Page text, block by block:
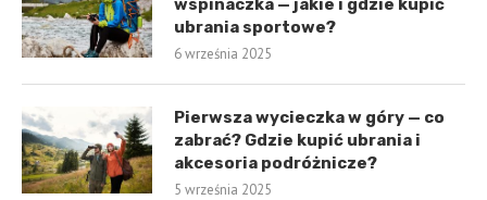
wspinaczka — jakie i gdzie kupić
ubrania sportowe?
6 września 2025
Pierwsza wycieczka w góry — co
zabrać? Gdzie kupić ubrania i
akcesoria podróżnicze?
5 września 2025